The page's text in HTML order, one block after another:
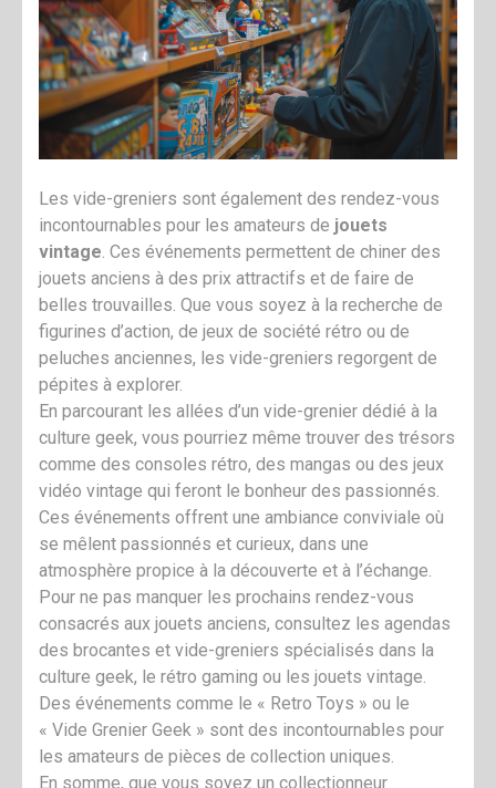
Les vide-greniers sont également des rendez-vous
incontournables pour les amateurs de jouets
vintage. Ces événements permettent de chiner des
jouets anciens à des prix attractifs et de faire de
belles trouvailles. Que vous soyez à la recherche de
figurines d’action, de jeux de société rétro ou de
peluches anciennes, les vide-greniers regorgent de
pépites à explorer.
En parcourant les allées d’un vide-grenier dédié à la
culture geek, vous pourriez même trouver des trésors
comme des consoles rétro, des mangas ou des jeux
vidéo vintage qui feront le bonheur des passionnés.
Ces événements offrent une ambiance conviviale où
se mêlent passionnés et curieux, dans une
atmosphère propice à la découverte et à l’échange.
Pour ne pas manquer les prochains rendez-vous
consacrés aux jouets anciens, consultez les agendas
des brocantes et vide-greniers spécialisés dans la
culture geek, le rétro gaming ou les jouets vintage.
Des événements comme le « Retro Toys » ou le
« Vide Grenier Geek » sont des incontournables pour
les amateurs de pièces de collection uniques.
En somme, que vous soyez un collectionneur